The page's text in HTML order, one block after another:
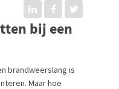
bij een
brandweerslang is
Maar hoe